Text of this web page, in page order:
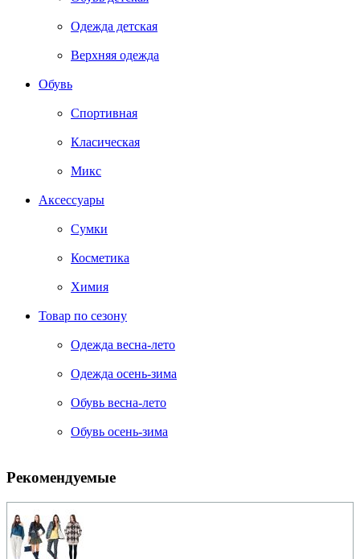
Одежда детская
Верхняя одежда
Обувь
Спортивная
Класическая
Микс
Аксессуары
Сумки
Косметика
Химия
Товар по сезону
Одежда весна-лето
Одежда осень-зима
Обувь весна-лето
Обувь осень-зима
Рекомендуемые